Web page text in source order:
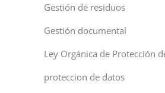
Gestión de residuos
Gestión documental
Ley Orgánica de Protección
proteccion de datos